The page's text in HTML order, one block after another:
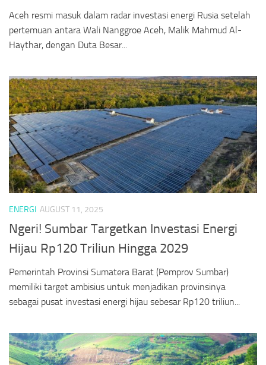
Aceh resmi masuk dalam radar investasi energi Rusia setelah
pertemuan antara Wali Nanggroe Aceh, Malik Mahmud Al-
Haythar, dengan Duta Besar...
ENERGI AUGUST 11, 2025
Ngeri! Sumbar Targetkan Investasi Energi
Hijau Rp120 Triliun Hingga 2029
Pemerintah Provinsi Sumatera Barat (Pemprov Sumbar)
memiliki target ambisius untuk menjadikan provinsinya
sebagai pusat investasi energi hijau sebesar Rp120 triliun...